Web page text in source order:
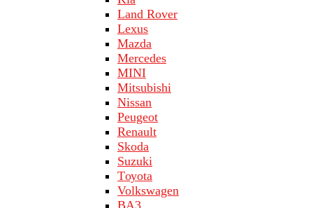
Land Rover
Lехus
Mazda
Merсеdеs
MINI
Mitsubishi
Nissan
Peugeot
Renault
Skoda
Suzuki
Tоуоta
Volkswagen
ВA3